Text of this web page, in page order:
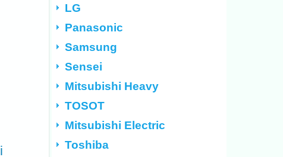
LG
Panasonic
Samsung
Sensei
Mitsubishi Heavy
TOSOT
Mitsubishi Electric
Toshiba